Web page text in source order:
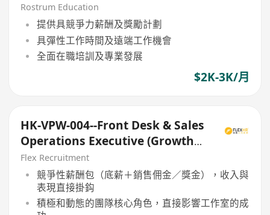
Rostrum Education
提供具競爭力薪酬及獎勵計劃
具彈性工作時間及遠端工作機會
全面在職培訓及專業發展
$2K-3K/月
HK-VPW-004--Front Desk & Sales
Operations Executive (Growth
Focus)
Flex Recruitment
競爭性薪酬包（底薪＋銷售佣金／獎金），收入與
表現直接掛鈎
積極和動態的團隊核心角色，直接影響工作室的成